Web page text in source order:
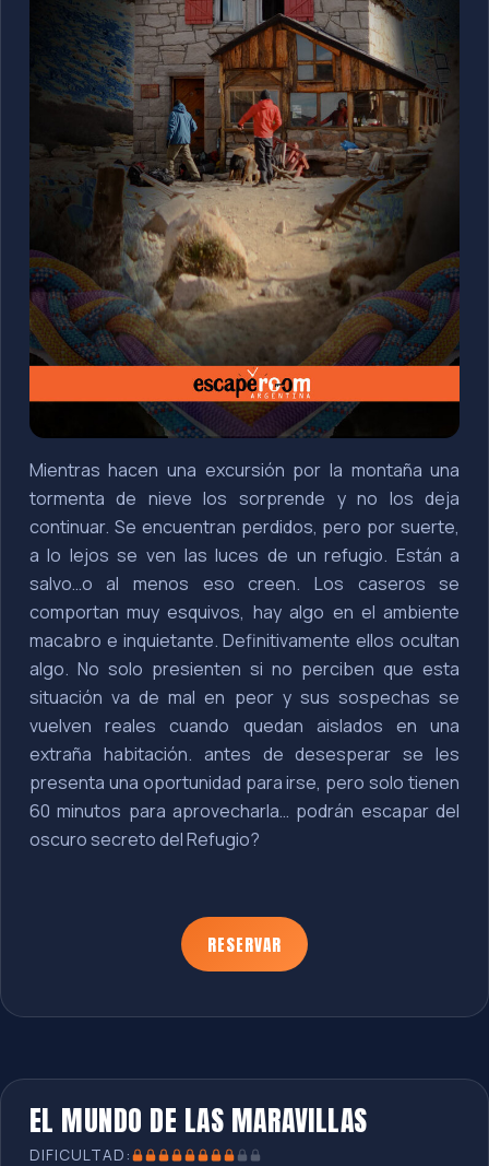
Mientras hacen una excursión por la montaña una
tormenta de nieve los sorprende y no los deja
continuar. Se encuentran perdidos, pero por suerte,
a lo lejos se ven las luces de un refugio. Están a
salvo…o al menos eso creen. Los caseros se
comportan muy esquivos, hay algo en el ambiente
macabro e inquietante. Definitivamente ellos ocultan
algo. No solo presienten si no perciben que esta
situación va de mal en peor y sus sospechas se
vuelven reales cuando quedan aislados en una
extraña habitación. antes de desesperar se les
presenta una oportunidad para irse, pero solo tienen
60 minutos para aprovecharla… podrán escapar del
oscuro secreto del Refugio?
RESERVAR
EL MUNDO DE LAS MARAVILLAS
DIFICULTAD: